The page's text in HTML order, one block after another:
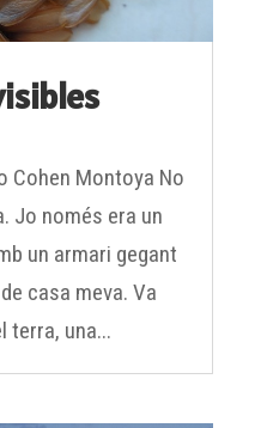
Cohen Montoya No
Jo només era un
un armari gegant
casa meva. Va
terra, una...